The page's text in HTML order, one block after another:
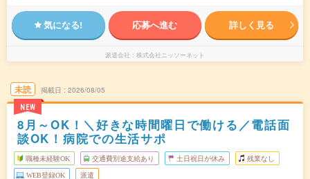
気になる! 応募へ進む 詳しく見る
派遣会社 株式会社ニッソーネット
未読
NEW
掲載日 2026/08/05
8月～OK！＼好きな時間曜日で働ける／電話面
談OK！病院での生活サポ
職種未経験OK 交通費別途支給あり 土日祝日が休み 残業なし
WEB登録OK 派遣